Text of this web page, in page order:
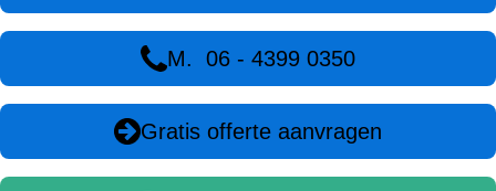
M. 06 - 4399 0350
Gratis offerte aanvragen